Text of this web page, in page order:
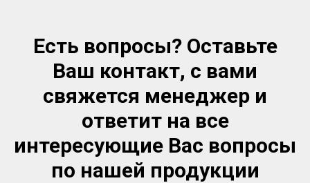
Есть вопросы? Оставьте
Ваш контакт, с вами
свяжется менеджер и
ответит на все
интересующие Вас вопросы
по нашей продукции